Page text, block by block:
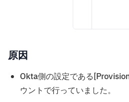
原因
Okta側の設定である
ウントで行っていました。